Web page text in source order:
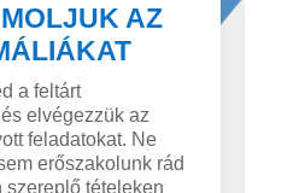
AZ
a feltárt
elvégezzük az
feladatokat. Ne
erőszakolunk rád
szereplő tételeken